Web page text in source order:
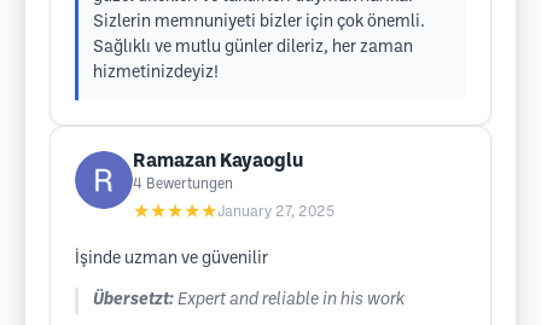
Sizlerin memnuniyeti bizler için çok önemli.
Sağlıklı ve mutlu günler dileriz, her zaman
hizmetinizdeyiz!
Ramazan Kayaoglu
4 Bewertungen
★★★★★January 27, 2025
İşinde uzman ve güvenilir
Übersetzt: Expert and reliable in his work